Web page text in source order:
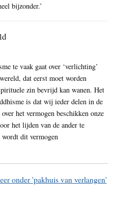
bijzonder.’
te vaak gaat over ‘verlichting’
dat eerst moet worden
zin bevrijd kan wanen. Het
is dat wij ieder delen in de
het vermogen beschikken onze
het lijden van de ander te
dit vermogen
onder 'pakhuis van verlangen'